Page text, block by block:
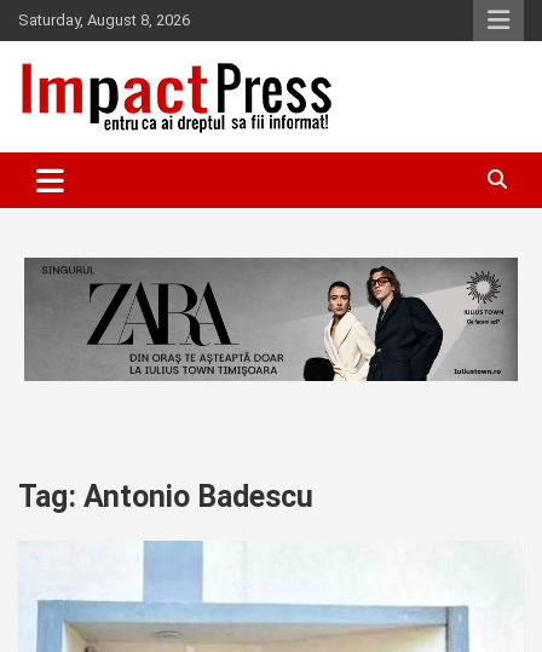
Skip
to
content
Saturday, August 8, 2026
IMPACTPRESS
Tag: Antonio Badescu